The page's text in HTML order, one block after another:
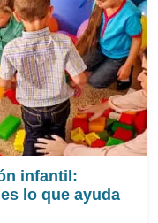
infantil:
lo que ayuda